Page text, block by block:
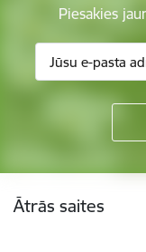
Piesakies
Ātrās saites